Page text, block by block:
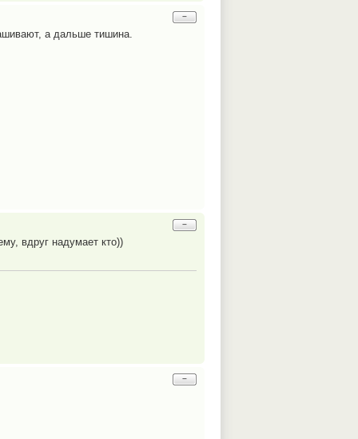
−
а дальше тишина.
−
вдруг надумает кто))
−